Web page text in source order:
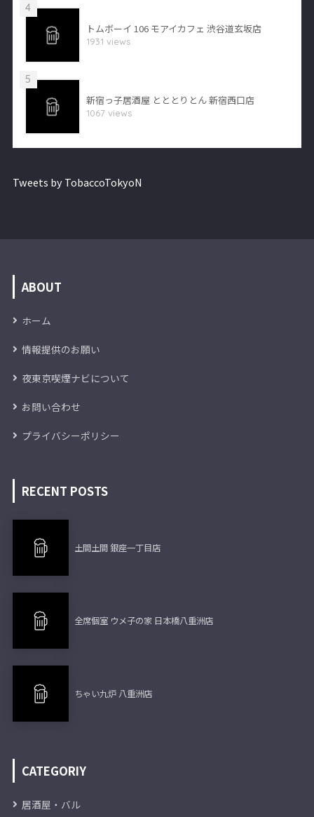
4
トムボーイ 106 モアイカフェ 渋谷道玄坂店
1931 views
5
新宿っ子居酒屋 とととりとん 新宿西口店
1067 views
Tweets by TobaccoTokyoN
ABOUT
ホーム
情報提供のお願い
夜東京喫煙ナビについて
お問い合わせ
プライバシーポリシー
RECENT POSTS
土間土間 銀座一丁目店
全席個室 ウメ子の家 日本橋八重洲店
ちゃい九炉 八重洲店
CATEGORIY
居酒屋・バル